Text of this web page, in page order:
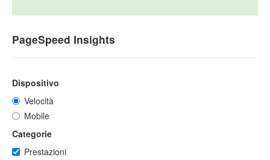
PageSpeed Insights
Dispositivo
Velocità
Mobile
Categorie
Prestazioni